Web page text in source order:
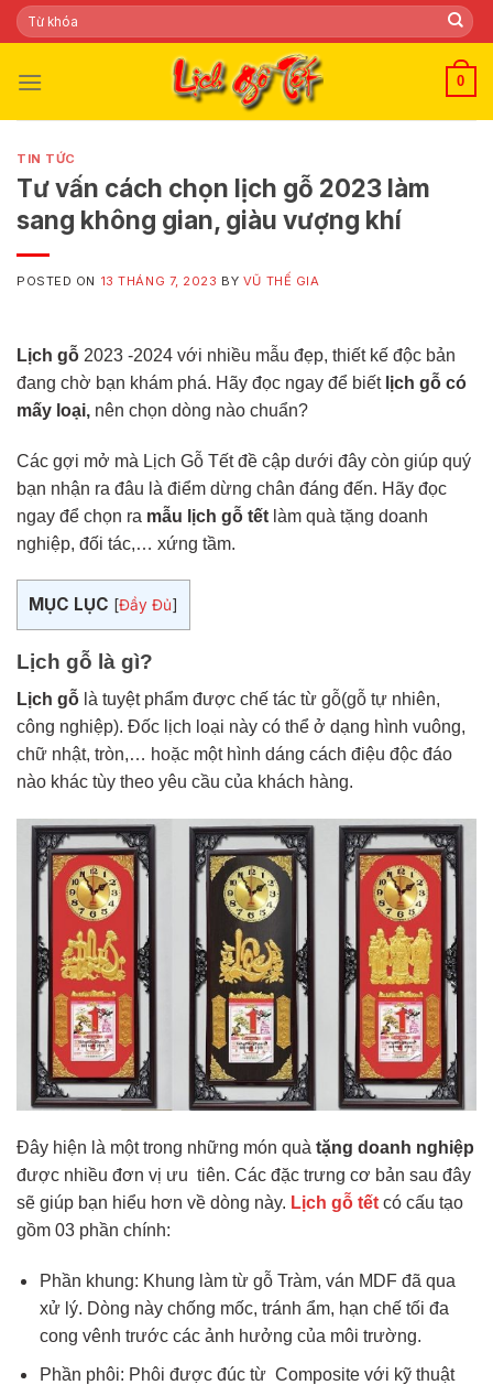
Skip
to
Tìm
kiếm:
0
TIN TỨC
Tư vấn cách chọn lịch gỗ 2023 làm
sang không gian, giàu vượng khí
POSTED ON 13 THÁNG 7, 2023 BY VŨ THẾ GIA
Lịch gỗ 2023 -2024 với nhiều mẫu đẹp, thiết kế độc bản
đang chờ bạn khám phá. Hãy đọc ngay để biết lịch gỗ có
mấy loại, nên chọn dòng nào chuẩn?
Các gợi mở mà Lịch Gỗ Tết đề cập dưới đây còn giúp quý
bạn nhận ra đâu là điểm dừng chân đáng đến. Hãy đọc
ngay để chọn ra mẫu lịch gỗ tết làm quà tặng doanh
nghiệp, đối tác,… xứng tầm.
MỤC LỤC [Đầy Đủ]
Lịch gỗ là gì?
Lịch gỗ là tuyệt phẩm được chế tác từ gỗ(gỗ tự nhiên,
công nghiệp). Đốc lịch loại này có thể ở dạng hình vuông,
chữ nhật, tròn,… hoặc một hình dáng cách điệu độc đáo
nào khác tùy theo yêu cầu của khách hàng.
Đây hiện là một trong những món quà tặng doanh nghiệp
được nhiều đơn vị ưu tiên. Các đặc trưng cơ bản sau đây
sẽ giúp bạn hiểu hơn về dòng này. Lịch gỗ tết có cấu tạo
gồm 03 phần chính:
Phần khung: Khung làm từ gỗ Tràm, ván MDF đã qua
xử lý. Dòng này chống mốc, tránh ẩm, hạn chế tối đa
cong vênh trước các ảnh hưởng của môi trường.
Phần phôi: Phôi được đúc từ Composite với kỹ thuật